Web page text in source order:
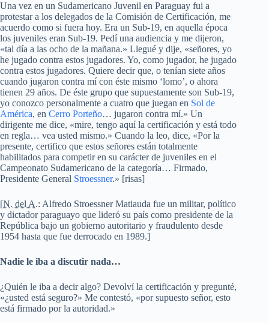
Una vez en un Sudamericano Juvenil en Paraguay fui a
protestar a los delegados de la Comisión de Certificación, me
acuerdo como si fuera hoy. Era un Sub-19, en aquella época
los juveniles eran Sub-19. Pedí una audiencia y me dijeron,
«tal día a las ocho de la mañana.» Llegué y dije, «señores, yo
he jugado contra estos jugadores. Yo, como jugador, he jugado
contra estos jugadores. Quiere decir que, o tenían siete años
cuando jugaron contra mí con éste mismo ‘lomo’, o ahora
tienen 29 años. De éste grupo que supuestamente son Sub-19,
yo conozco personalmente a cuatro que juegan en Sol de
América, en Cerro Porteño… jugaron contra mí.» Un
dirigente me dice, «mire, tengo aquí la certificación y está todo
en regla… vea usted mismo.» Cuando la leo, dice, «Por la
presente, certifico que estos señores están totalmente
habilitados para competir en su carácter de juveniles en el
Campeonato Sudamericano de la categoría… Firmado,
Presidente General Stroessner.» [risas]
[N. del A.: Alfredo Stroessner Matiauda fue un militar, político
y dictador paraguayo que lideró su país como presidente de la
República bajo un gobierno autoritario y fraudulento desde
1954 hasta que fue derrocado en 1989.]
Nadie le iba a discutir nada…
¿Quién le iba a decir algo? Devolví la certificación y pregunté,
«¿usted está seguro?» Me contestó, «por supuesto señor, esto
está firmado por la autoridad.»